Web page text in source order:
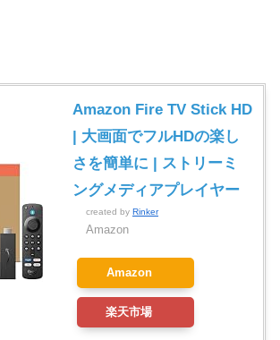
Amazon Fire TV Stick HD
| 大画面でフルHDの楽し
さを簡単に | ストリーミ
ングメディアプレイヤー
created by Rinker
Amazon
Amazon
楽天市場